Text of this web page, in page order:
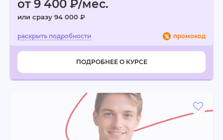
от 9 400 ₽/мес.
или сразу 94 000 ₽
промокод
ПОДРОБНЕЕ О КУРСЕ